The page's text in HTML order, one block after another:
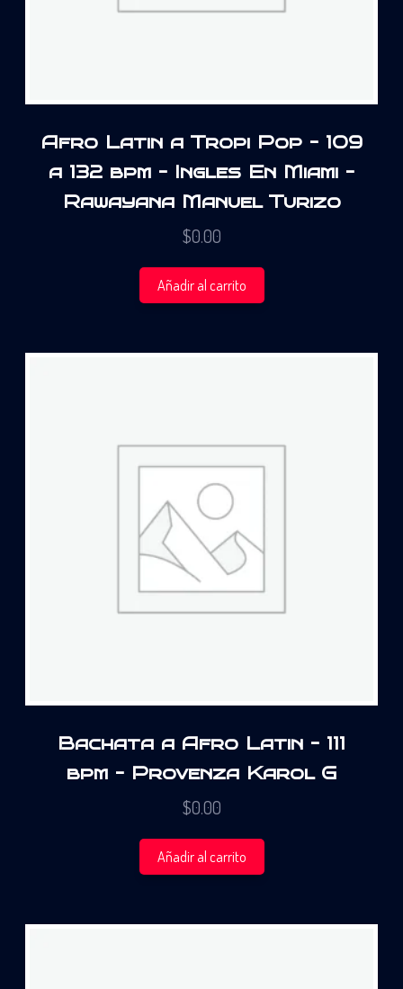
Afro Latin a Tropi Pop – 109
a 132 bpm – Ingles En Miami –
Rawayana Manuel Turizo
$0.00
Añadir al carrito
Bachata a Afro Latin – 111
bpm – Provenza Karol G
$0.00
Añadir al carrito